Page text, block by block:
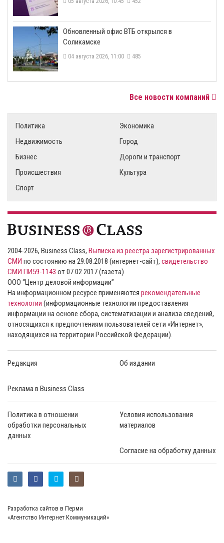
​Обновленный офис ВТБ открылся в
Соликамске
04 августа 2026, 11:00 485
Все новости компаний
Политика
Экономика
Недвижимость
Город
Бизнес
Дороги и транспорт
Происшествия
Культура
Спорт
2004-2026, Business Class, Выписка из реестра зарегистрированных
СМИ по состоянию на 29.08.2018 (интернет-сайт), свидетельство
СМИ ПИ59-1143 от 07.02.2017 (газета)
ООО “Центр деловой информации”
На информационном ресурсе применяются рекомендательные
технологии (информационные технологии предоставления
информации на основе сбора, систематизации и анализа сведений,
относящихся к предпочтениям пользователей сети «Интернет»,
находящихся на территории Российской Федерации).
Редакция Об издании
Реклама в Business Class
Политика в отношении
обработки персональных
данных
Условия использования
материалов
Согласие на обработку данных
Разработка сайтов в Перми
«Агентство Интернет Коммуникаций»